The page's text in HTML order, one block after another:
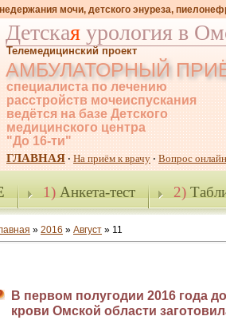
мочи, детского энуреза,
Детская урология в
Телемедицинский проект
АМБУЛАТОРНЫЙ
специалиста по лечению
расстройств мочеиспускания
ведётся на базе Детского
медицинского центра
"До 16-ти"
ГЛАВНАЯ · На приём к врачу · Вопрос онлайн
1)Анкета-тест 2)
» 2016 » Август » 11
В первом полугодии 2016 года
крови Омской области